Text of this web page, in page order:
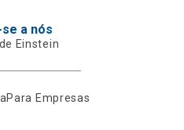
a nós
Einstein
Para Empresas